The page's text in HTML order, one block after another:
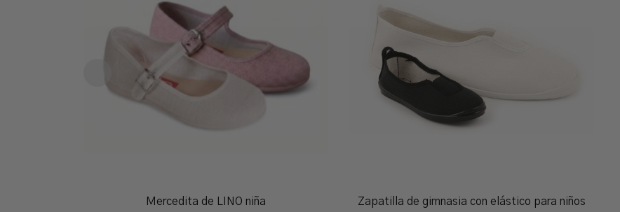
Mercedita de LINO niña Zapatilla de gimnasia con elástico para niños